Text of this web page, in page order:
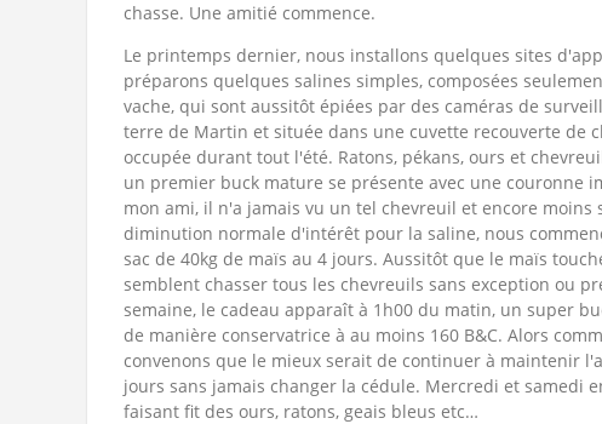
chasse. Une amitié commence.
Le printemps dernier, nous installons quelques sites
préparons quelques salines simples, composées
vache, qui sont aussitôt épiées par des caméras de
terre de Martin et située dans une cuvette recouverte de
occupée durant tout l'été. Ratons, pékans, ours et
un premier buck mature se présente avec une couronne
mon ami, il n'a jamais vu un tel chevreuil et encore
diminution normale d'intérêt pour la saline, nous
sac de 40kg de maïs au 4 jours. Aussitôt que le maïs
semblent chasser tous les chevreuils sans exception ou
semaine, le cadeau apparaît à 1h00 du matin, un super
de manière conservatrice à au moins 160 B&C. Alors
convenons que le mieux serait de continuer à maintenir
jours sans jamais changer la cédule. Mercredi et samedi
faisant fit des ours, ratons, geais bleus etc…